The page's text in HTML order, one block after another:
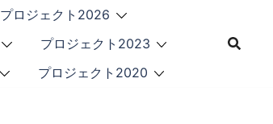
プロジェクト2026
プロジェクト2023
プロジェクト2020